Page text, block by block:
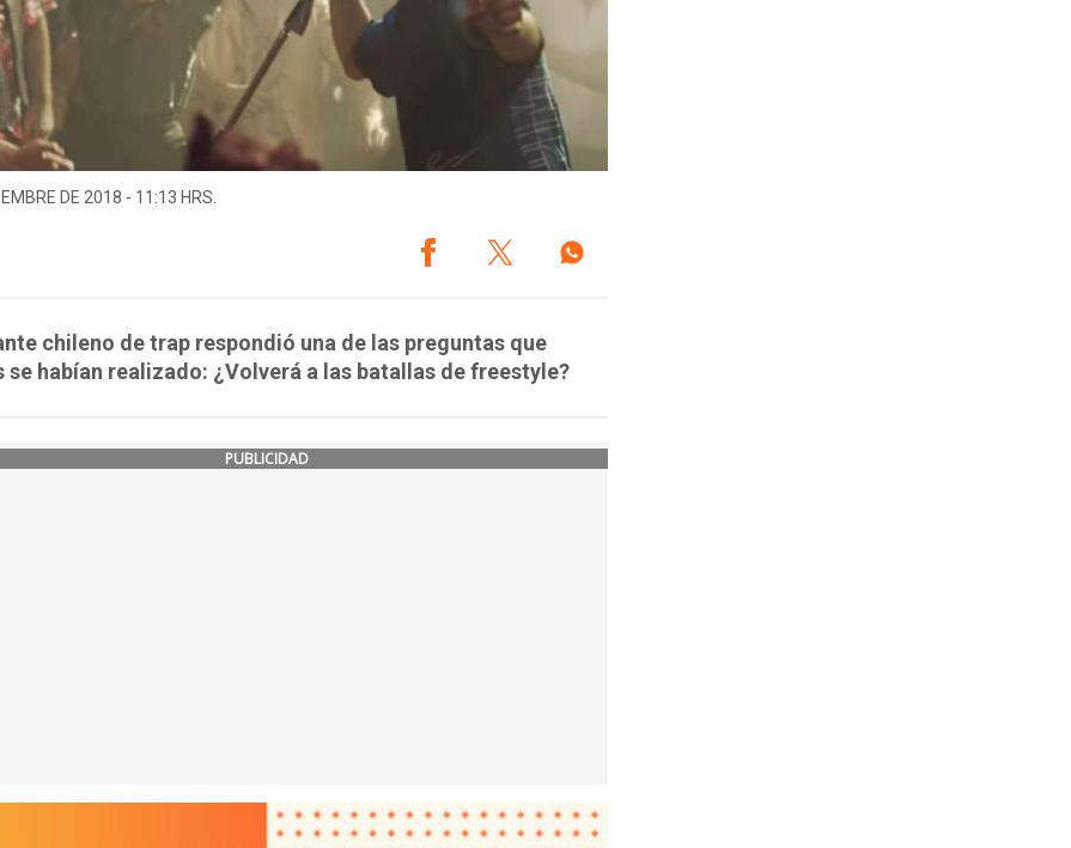
DE 2018 - 11:13 HRS.
chileno de trap respondió una de las preguntas que
se habían realizado: ¿Volverá a las batallas de freestyle?
PUBLICIDAD